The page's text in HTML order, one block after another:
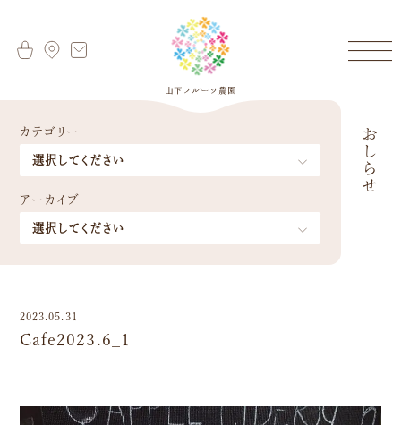
おしらせ
カテゴリー
アーカイブ
2023.05.31
Cafe2023.6_1